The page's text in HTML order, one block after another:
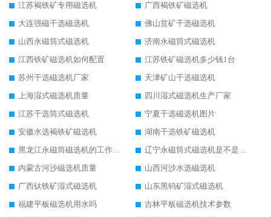
江苏褐铁矿专用磁选机
广西褐铁矿磁选机
大连强磁干选磁选机
佛山贫矿干选磁选机
山西永磁筒式磁选机
济南永磁筒式磁选机
江西铁矿磁选机如何配置
江苏铁矿磁选机多少钱1台
苏州干选磁选机厂家
天津矿山干选磁选机
上海湿式磁选机质量
四川湿式磁选机生产厂家
江苏干选筒式磁选机
宁夏干选磁选机图片
安徽水选褐铁矿磁选机
湖南干选铁矿磁选机
黑龙江永磁筒磁选机的工作原理
辽宁永磁筒式磁选机是不是强磁
内蒙古河沙磁选机质量
山西河沙水选磁选机
广西钛铁矿湿式磁选机
山东黑钨矿湿式磁选机
福建平板磁选机用水吗
吉林平板磁选机技术参数